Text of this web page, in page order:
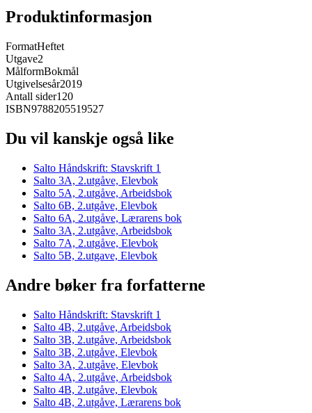
Produktinformasjon
FormatHeftet
Utgave2
MålformBokmål
Utgivelsesår2019
Antall sider120
ISBN9788205519527
Du vil kanskje også like
Salto Håndskrift: Stavskrift 1
Salto 3A, 2.utgåve, Elevbok
Salto 5A, 2.utgåve, Arbeidsbok
Salto 6B, 2.utgåve, Elevbok
Salto 6A, 2.utgåve, Lærarens bok
Salto 3A, 2.utgåve, Arbeidsbok
Salto 7A, 2.utgåve, Elevbok
Salto 5B, 2.utgave, Elevbok
Andre bøker fra forfatterne
Salto Håndskrift: Stavskrift 1
Salto 4B, 2.utgåve, Arbeidsbok
Salto 3B, 2.utgåve, Arbeidsbok
Salto 3B, 2.utgåve, Elevbok
Salto 3A, 2.utgåve, Elevbok
Salto 4A, 2.utgåve, Arbeidsbok
Salto 4B, 2.utgåve, Elevbok
Salto 4B, 2.utgåve, Lærarens bok